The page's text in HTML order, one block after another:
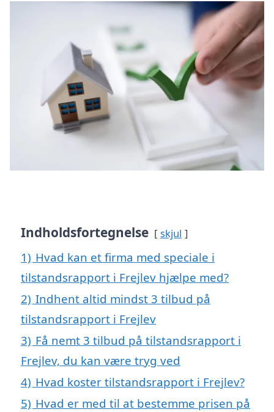
Indholdsfortegnelse skjul
1) Hvad kan et firma med speciale i
tilstandsrapport i Frejlev hjælpe med?
2) Indhent altid mindst 3 tilbud på
tilstandsrapport i Frejlev
3) Få nemt 3 tilbud på tilstandsrapport i
Frejlev, du kan være tryg ved
4) Hvad koster tilstandsrapport i Frejlev?
5) Hvad er med til at bestemme prisen på